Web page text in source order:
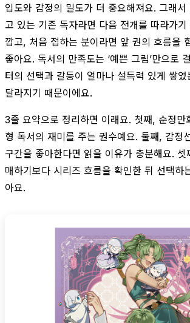
입도와 감정의 밀도가 더 중요해져요. 그래서
고 있는 기존 독자라면 다음 전개를 따라가
깝고, 처음 접하는 분이라면 앞 권의 흐름을
좋아요. 독서의 만족도는 ‘예쁜 그림’만으로
터의 선택과 갈등이 얼마나 설득력 있게 쌓였
달라지기 때문이에요.
3줄 요약으로 정리하면 이래요. 첫째, 순정만
형 독서의 재미를 주는 권수예요. 둘째, 감정
구간을 좋아한다면 읽을 이유가 충분해요.
매하기보다 시리즈 흐름을 확인한 뒤 선택하
아요.